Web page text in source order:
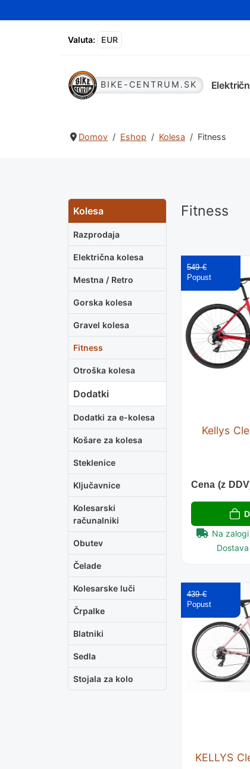
Valuta: EUR
BIKE-CENTRUM.SK
Domov Eshop Kolesa Fitness
Kolesa
Razprodaja
Električna kolesa
Mestna / Retro
Gorska kolesa
Gravel kolesa
Fitness
Otroška kolesa
Dodatki
Dodatki za e-kolesa
Košare za kolesa
Steklenice
Ključavnice
Kolesarski
računalniki
Obutev
Čelade
Kolesarske luči
Črpalke
Blatniki
Sedla
Stojala za kolo
Fitness
Kellys
549 €
Cena (z
Na
KELLYS
439 €